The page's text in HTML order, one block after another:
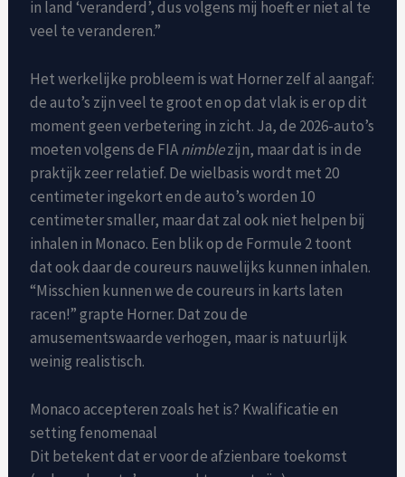
in land ‘veranderd’, dus volgens mij hoeft er niet al te
veel te veranderen.”
Het werkelijke probleem is wat Horner zelf al aangaf:
de auto’s zijn veel te groot en op dat vlak is er op dit
moment geen verbetering in zicht. Ja, de 2026-auto’s
moeten volgens de FIAnimblezijn, maar dat is in de
praktijk zeer relatief. De wielbasis wordt met 20
centimeter ingekort en de auto’s worden 10
centimeter smaller, maar dat zal ook niet helpen bij
inhalen in Monaco. Een blik op de Formule 2 toont
dat ook daar de coureurs nauwelijks kunnen inhalen.
“Misschien kunnen we de coureurs in karts laten
racen!” grapte Horner. Dat zou de
amusementswaarde verhogen, maar is natuurlijk
weinig realistisch.
Monaco accepteren zoals het is? Kwalificatie en
setting fenomenaal
Dit betekent dat er voor de afzienbare toekomst